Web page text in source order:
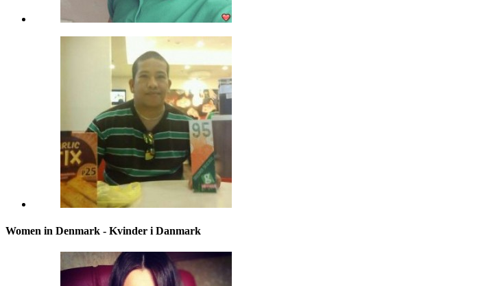
Women in Denmark - Kvinder i Danmark